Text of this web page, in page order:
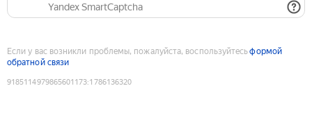
Yandex SmartCaptcha
Если у вас возникли проблемы, пожалуйста, воспользуйтесьформой
обратной связи
9185114979865601173:1786136320